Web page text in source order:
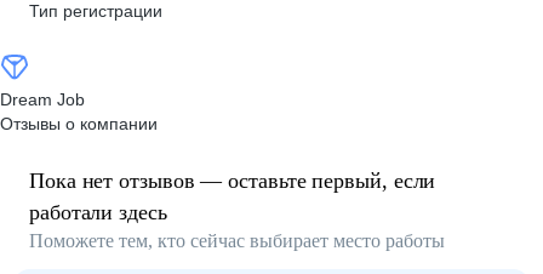
Тип регистрации
Dream Job
Отзывы о компании
Пока нет отзывов — оставьте первый, если
работали здесь
Поможете тем, кто сейчас выбирает место работы